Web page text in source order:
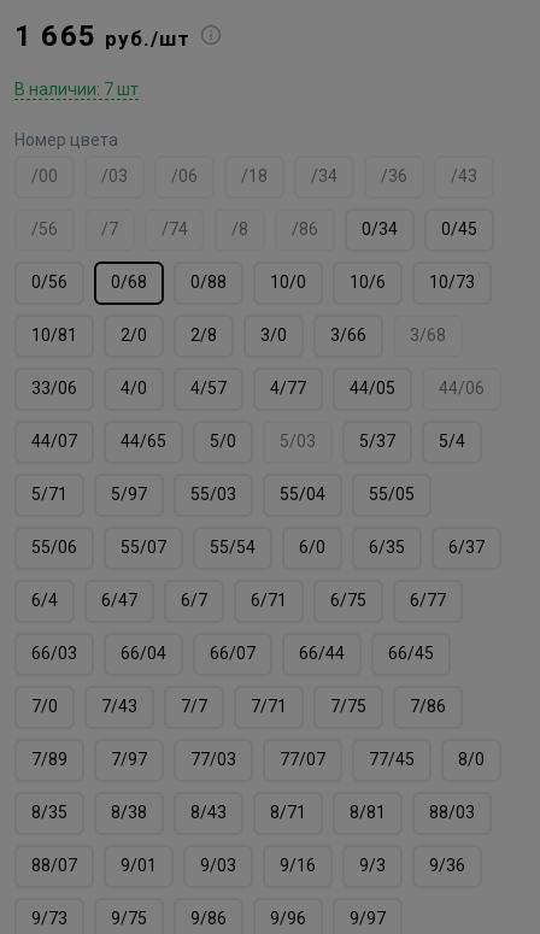
1 665 руб./шт
В наличии: 7 шт
Номер цвета
/00
/03 /06 /18 /34 /36 /43
/56 /7 /74 /8 /86 0/34 0/45
0/56 0/68 0/88 10/0 10/6 10/73
10/81 2/0 2/8 3/0 3/66 3/68
33/06 4/0 4/57 4/77 44/05 44/06
44/07 44/65 5/0 5/03 5/37 5/4
5/71 5/97 55/03 55/04 55/05
55/06 55/07 55/54 6/0 6/35 6/37
6/4 6/47 6/7 6/71 6/75 6/77
66/03 66/04 66/07 66/44 66/45
7/0 7/43 7/7 7/71 7/75 7/86
7/89 7/97 77/03 77/07 77/45 8/0
8/35 8/38 8/43 8/71 8/81 88/03
88/07 9/01 9/03 9/16 9/3 9/36
9/73 9/75 9/86 9/96 9/97